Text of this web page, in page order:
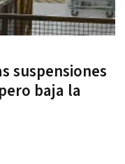
suspensiones
baja la